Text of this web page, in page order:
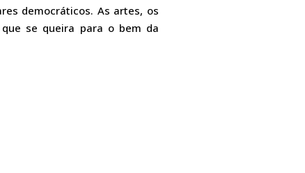
democráticos. As artes, os
se queira para o bem da